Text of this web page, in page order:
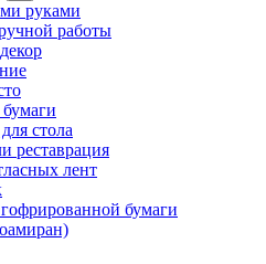
руками
работы
стола
реставрация
лент
бумаги